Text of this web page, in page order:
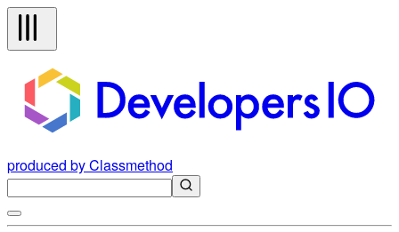
produced by Classmethod